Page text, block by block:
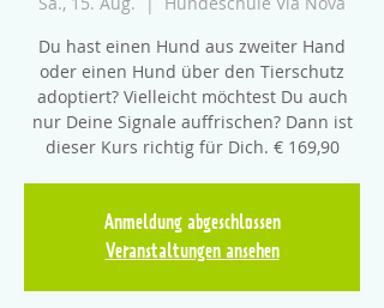
Du hast einen Hund aus zweiter Hand
oder einen Hund über den Tierschutz
adoptiert? Vielleicht möchtest Du auch
nur Deine Signale auffrischen? Dann ist
dieser Kurs richtig für Dich. € 169,90
Anmeldung abgeschlossen
Veranstaltungen ansehen